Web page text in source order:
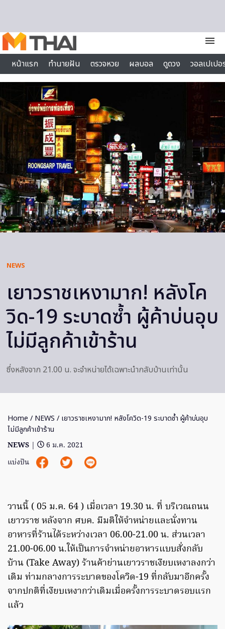
menu
หน้าแรก
ทำนายฝัน ตรวจหวย ผลบอล ดูดวง
วอลเปเป
ไลฟ์สไตล์
NEWS
เยาวราชเหงามาก! หลังโค
วิด-19 ระบาดซ้ำ ผู้ค้าบ่นอุบ
ไม่มีลูกค้าเข้าร้าน
ซึ่งหลังจาก 21.00 น. จะจำหน่ายได้เฉพาะนำกลับบ้านเท่านั้น
Home / NEWS / เยาวราชเหงามาก! หลังโควิด-19 ระบาดซ้ำ ผู้ค้าบ่นอุบ
ไม่มีลูกค้าเข้าร้าน
NEWS |
6 ม.ค. 2021
แบ่งปัน
วานนี้ ( 05 ม.ค. 64 ) เมื่อเวลา 19.30 น. ที่ บริเวณถนน
เยาวราช หลังจาก ศบค. มีมติให้จำหน่ายและนั่งทาน
อาหารที่ร้านได้ระหว่างเวลา 06.00-21.00 น. ส่วนเวลา
21.00-06.00 น.ให้เป็นการจำหน่ายอาหารแบบสั่งกลับ
บ้าน (Take Away) ร้านค้าย่านเยาวราชเงียบเหงาลงกว่า
เดิม ท่ามกลางการระบาดของโควิด-19 ที่กลับมาอีกครั้ง
จากปกติที่เงียบเหงากว่าเดิมเมื่อครั้งการระบาดรอบแรก
แล้ว